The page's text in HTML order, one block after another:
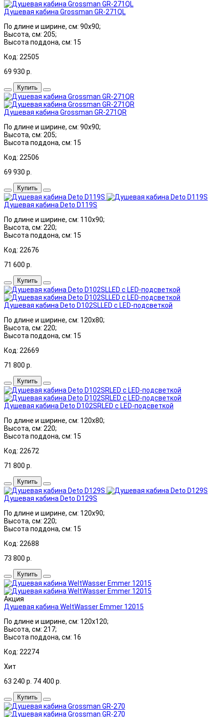
Душевая кабина Grossman GR-271QL
По длине и ширине, см: 90x90;
Высота, см: 205;
Высота поддона, см: 15
Код: 22505
69 930 р.
Купить
Душевая кабина Grossman GR-271QR
По длине и ширине, см: 90x90;
Высота, см: 205;
Высота поддона, см: 15
Код: 22506
69 930 р.
Купить
Душевая кабина Deto D119S
По длине и ширине, см: 110x90;
Высота, см: 220;
Высота поддона, см: 15
Код: 22676
71 600 р.
Купить
Душевая кабина Deto D102SLLED с LED-подсветкой
По длине и ширине, см: 120x80;
Высота, см: 220;
Высота поддона, см: 15
Код: 22669
71 800 р.
Купить
Душевая кабина Deto D102SRLED с LED-подсветкой
По длине и ширине, см: 120x80;
Высота, см: 220;
Высота поддона, см: 15
Код: 22672
71 800 р.
Купить
Душевая кабина Deto D129S
По длине и ширине, см: 120x90;
Высота, см: 220;
Высота поддона, см: 15
Код: 22688
73 800 р.
Купить
Акция
Душевая кабина WeltWasser Emmer 12015
По длине и ширине, см: 120x120;
Высота, см: 217;
Высота поддона, см: 16
Код: 22274
Хит
63 240 р. 74 400 р.
Купить